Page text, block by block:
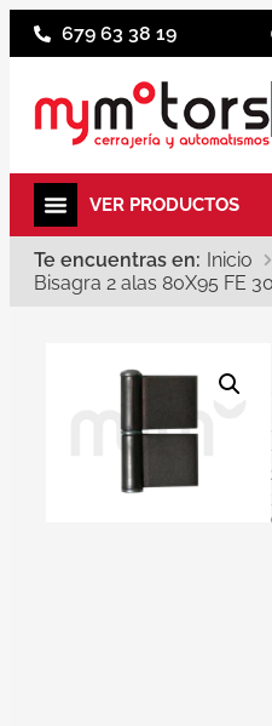
679 63 38 19
Te encuentras en: Inicio
Bisagra 2 alas 80X95 FE